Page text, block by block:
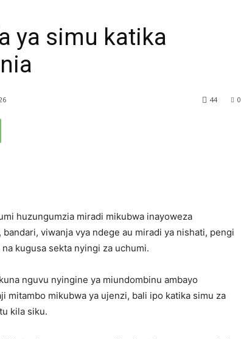
ya simu katika
0
44
huzungumzia miradi mikubwa inayoweza
viwanja vya ndege au miradi ya nishati, pengi
kugusa sekta nyingi za uchumi.
nguvu nyingine ya miundombinu ambayo
mitambo mikubwa ya ujenzi, bali ipo katika simu za
kila siku.